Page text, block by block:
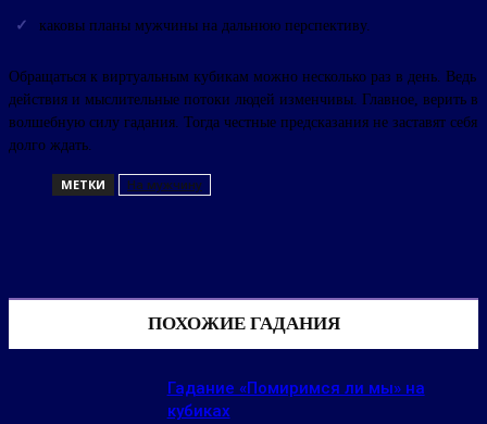
каковы планы мужчины на дальнюю перспективу.
Обращаться к виртуальным кубикам можно несколько раз в день. Ведь
действия и мыслительные потоки людей изменчивы. Главное, верить в
волшебную силу гадания. Тогда честные предсказания не заставят себя
долго ждать.
МЕТКИ На мужчину
ПОХОЖИЕ ГАДАНИЯ
Гадание «Помиримся ли мы» на
кубиках